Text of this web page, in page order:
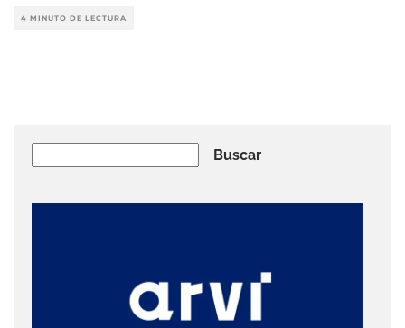
4 MINUTO DE LECTURA
Buscar